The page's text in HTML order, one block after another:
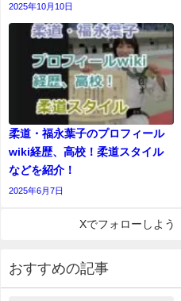
2025年10月10日
柔道・福永葉子のプロフィール
wiki経歴、高校！柔道スタイル
などを紹介！
2025年6月7日
Xでフォローしよう
おすすめの記事